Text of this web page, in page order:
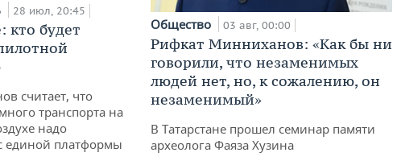
28 июл, 20:45
кто будет
считает, что
транспорта на
надо
единой платформы
Общество 03 авг, 00:00
Рифкат Минниханов: «Как бы ни
говорили, что незаменимых
людей нет, но, к сожалению, он
незаменимый»
В Татарстане прошел семинар памяти
археолога Фаяза Хузина